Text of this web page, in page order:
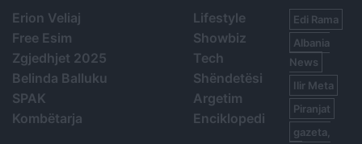
Erion Veliaj
Free Esim
Zgjedhjet 2025
Belinda Balluku
SPAK
Kombëtarja
Lifestyle
Showbiz
Tech
Shëndetësi
Argetim
Enciklopedi
Edi Rama
Albania
News
Ilir Meta
Piranjat
gazeta,